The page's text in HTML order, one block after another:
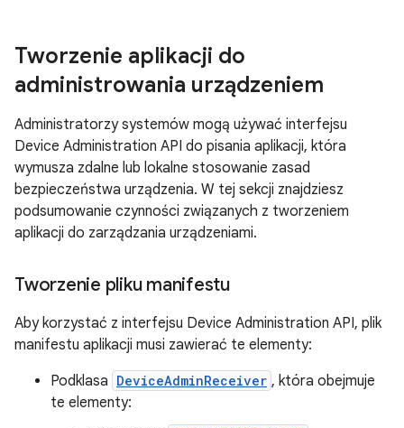
Tworzenie aplikacji do
administrowania urządzeniem
Administratorzy systemów mogą używać interfejsu
Device Administration API do pisania aplikacji, która
wymusza zdalne lub lokalne stosowanie zasad
bezpieczeństwa urządzenia. W tej sekcji znajdziesz
podsumowanie czynności związanych z tworzeniem
aplikacji do zarządzania urządzeniami.
Tworzenie pliku manifestu
Aby korzystać z interfejsu Device Administration API, plik
manifestu aplikacji musi zawierać te elementy:
Podklasa DeviceAdminReceiver , która obejmuje
te elementy: